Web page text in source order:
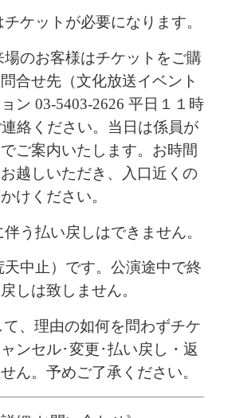
ケットが必要になります。
のお客様はチケットをご購
合せ先（文化放送イベント
ン 03-5403-2626 平日１１時
絡ください。当日は係員が
ご案内いたします。 お時間
越しいただき、入口近くの
けください。
う払い戻しはできません。
中止）です。公演途中で終
しは致しません。
、理由の如何を問わずチケ
ンセル･変更･払い戻し・返
ん。予めご了承ください。